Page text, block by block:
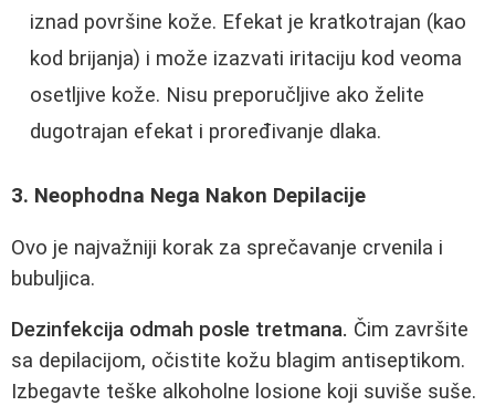
iznad površine kože. Efekat je kratkotrajan (kao
kod brijanja) i može izazvati iritaciju kod veoma
osetljive kože. Nisu preporučljive ako želite
dugotrajan efekat i proređivanje dlaka.
3. Neophodna Nega Nakon Depilacije
Ovo je najvažniji korak za sprečavanje crvenila i
bubuljica.
Dezinfekcija odmah posle tretmana. Čim završite
sa depilacijom, očistite kožu blagim antiseptikom.
Izbegavte teške alkoholne losione koji suviše suše.